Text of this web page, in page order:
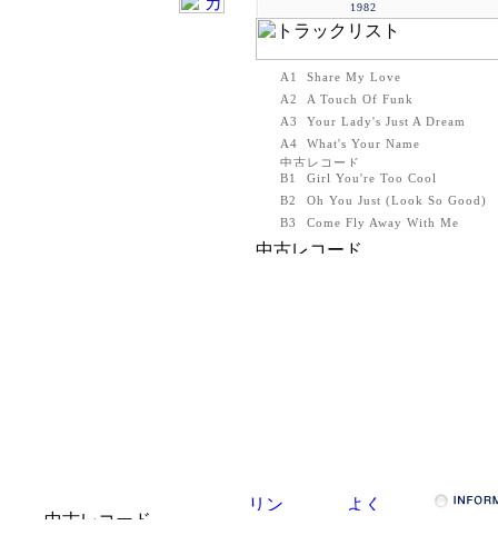
1982
A1
Share My Love
A2
A Touch Of Funk
A3
Your Lady's Just A Dream
A4
What's Your Name
B1
Girl You're Too Cool
B2
Oh You Just (Look So Good)
B3
Come Fly Away With Me